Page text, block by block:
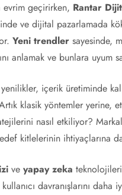
evrim geçirirken, Rantar
ve dijital pazarlamada
Yeni trendler sayesinde,
anlamak ve bunlara uyum
içerik üretiminde
klasik yöntemler yerine,
nasıl etkiliyor?
kitlelerinin ihtiyaçlarına
veyapay zeka
davranışlarını